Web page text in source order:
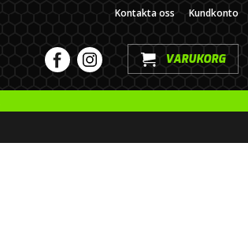
Kontakta oss Kundkonto
VARUKORG